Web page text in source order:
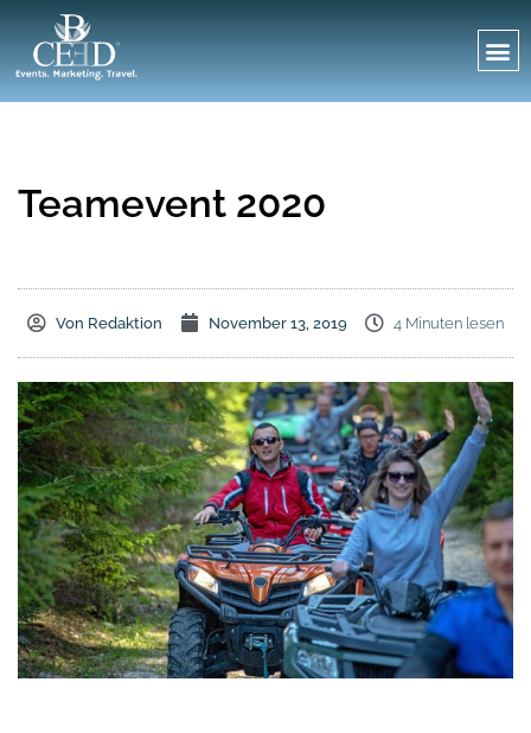
Teamevent 2020
Von Redaktion November 13, 2019 4 Minuten lesen